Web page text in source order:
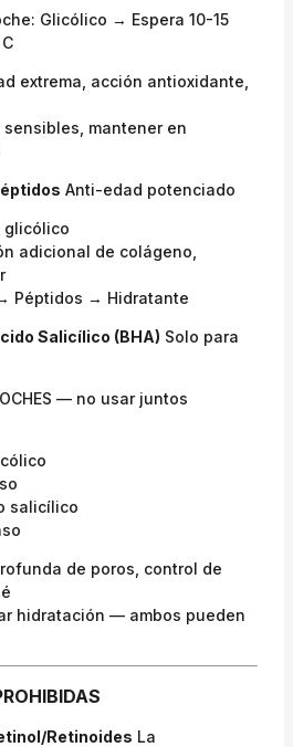
Glicólico → Espera 10-15
extrema, acción antioxidante,
mantener en
Anti-edad potenciado
glicólico
adicional de colágeno,
Péptidos → Hidratante
Salicílico (BHA) Solo para
— no usar juntos
salicílico
de poros, control de
hidratación — ambos pueden
Retinoides La